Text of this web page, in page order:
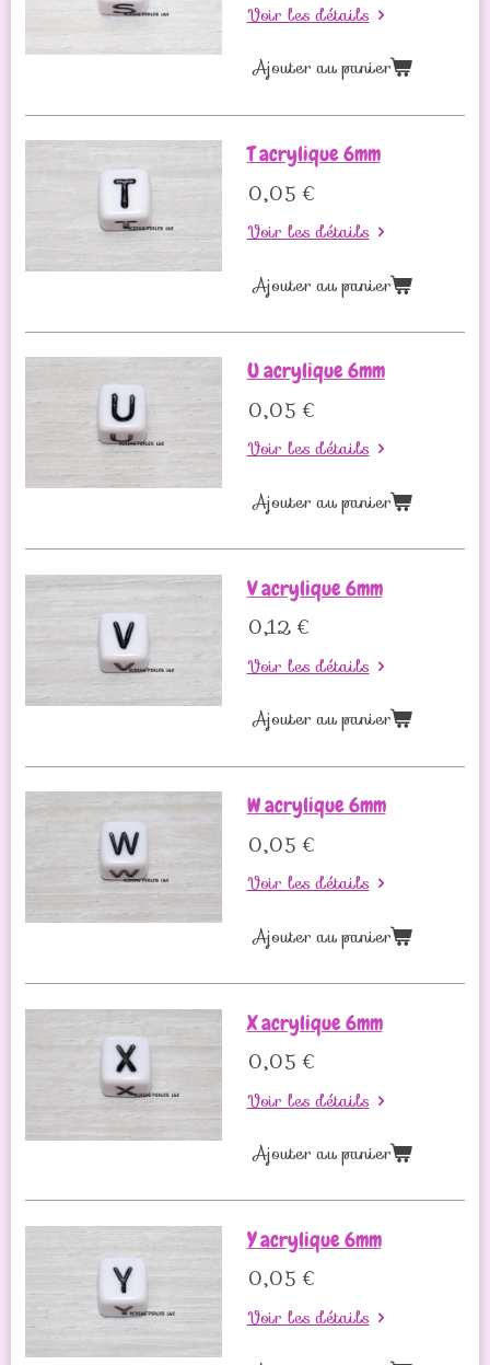
Voir les détails
Ajouter au panier
T acrylique 6mm
0,05 €
Voir les détails
Ajouter au panier
U acrylique 6mm
0,05 €
Voir les détails
Ajouter au panier
V acrylique 6mm
0,12 €
Voir les détails
Ajouter au panier
W acrylique 6mm
0,05 €
Voir les détails
Ajouter au panier
X acrylique 6mm
0,05 €
Voir les détails
Ajouter au panier
Y acrylique 6mm
0,05 €
Voir les détails